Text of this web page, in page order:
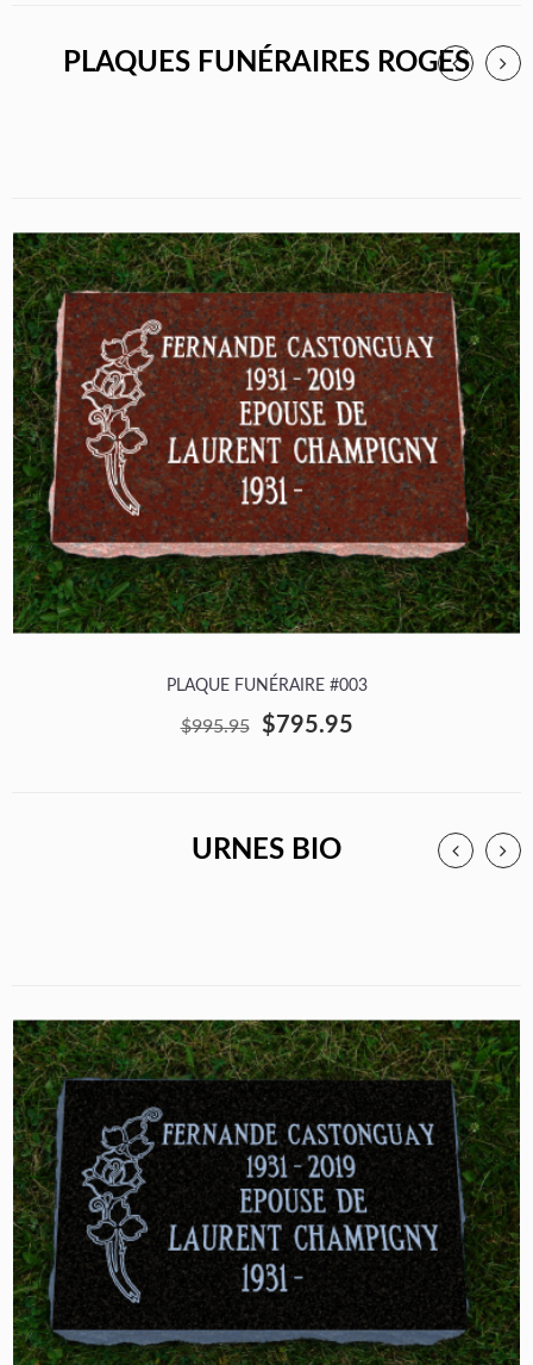
PLAQUES FUNÉRAIRES ROGES
PLAQUE FUNÉRAIRE #003
$995.95 $795.95
URNES BIO